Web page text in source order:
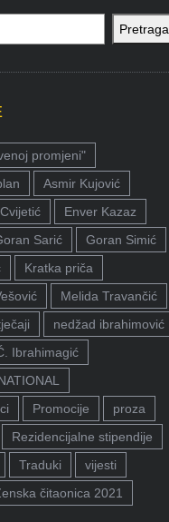
Pretraga
promjeni"
Asmir Kujović
Enver Kazaz
Sarić
Goran Simić
Kratka priča
Melida Travančić
nedžad ibrahimović
Ibrahimagić
Promocije
proza
Rezidencijalne stipendije
Traduki
vijesti
čitaonica 2021